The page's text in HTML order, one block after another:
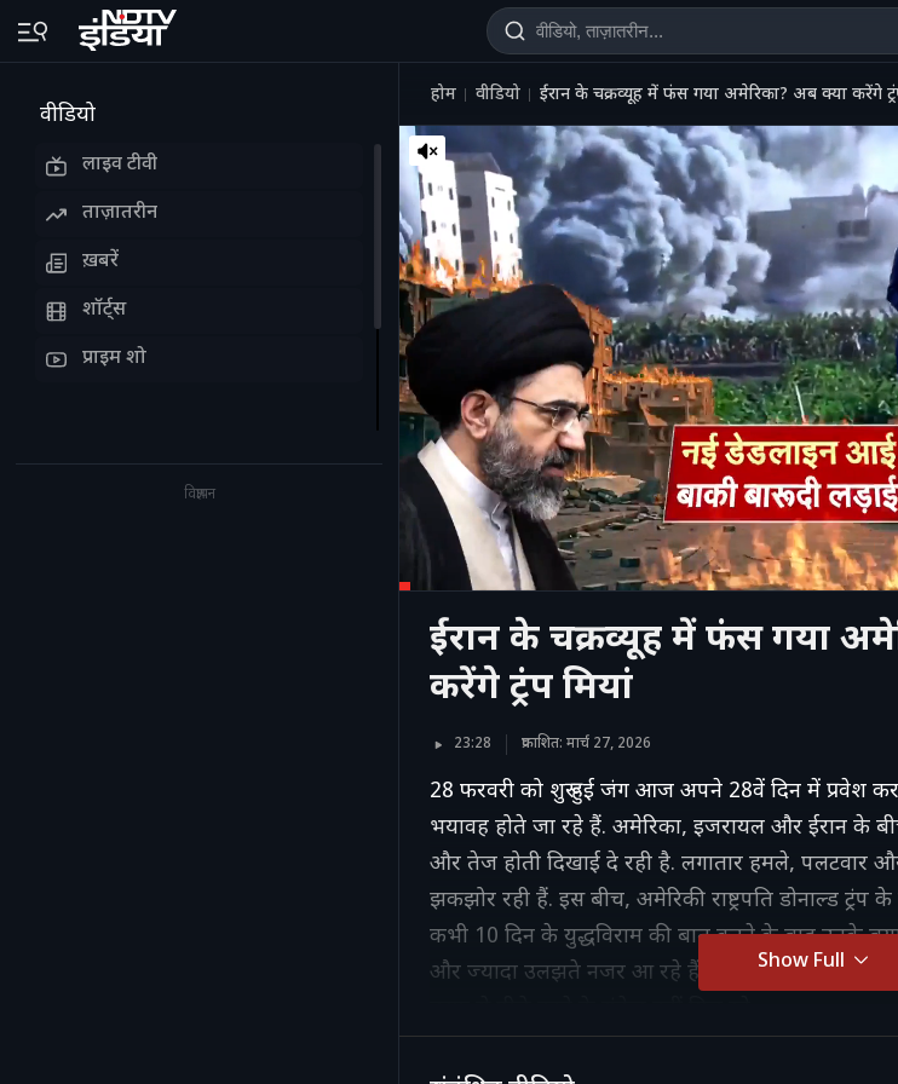
वीडियो
लाइव टीवी
ताज़ातरीन
ख़बरें
शॉर्ट्स
प्राइम शो
विज्ञापन
होम वीडियो ईरान के चक्रव्यूह में फंस गया अमेरिका? अब क्या करेंगे
ईरान के चक्रव्यूह में फंस गया
करेंगे ट्रंप मियां
23:28 प्रकाशित: मार्च 27, 2026
28 फरवरी को शुरू हुई जंग आज अपने 28वें दिन में प्रवेश
भयावह होते जा रहे हैं. अमेरिका, इजरायल और ईरान के
और तेज होती दिखाई दे रही है. लगातार हमले, पलटवार
झकझोर रही हैं. इस बीच, अमेरिकी राष्ट्रपति डोनाल्ड ट्रंप
कभी 10 दिन के युद्धविराम की बात करने के बाद उनके
और ज्यादा उलझते नजर आ रहे हैं. जमीनी सच्चाई यही है
Show Full